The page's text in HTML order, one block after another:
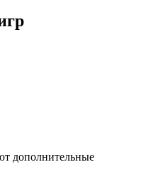
дополнительные